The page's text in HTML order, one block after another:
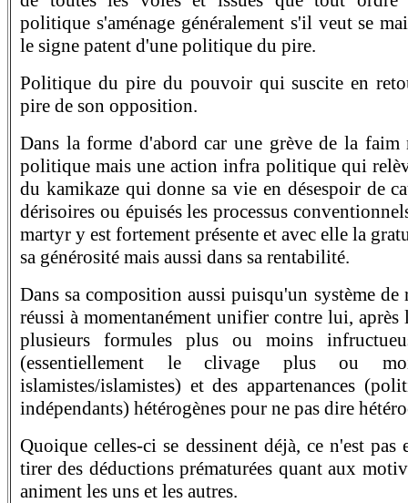
politique s'aménage généralement s'il veut se
le signe patent d'une politique du pire.
Politique du pire du pouvoir qui suscite en
pire de son opposition.
Dans la forme d'abord car une grève de la faim
politique mais une action infra politique qui
du kamikaze qui donne sa vie en désespoir de
dérisoires ou épuisés les processus
martyr y est fortement présente et avec elle la
sa générosité mais aussi dans sa rentabilité.
Dans sa composition aussi puisqu'un système de
réussi à momentanément unifier contre lui,
plusieurs formules plus ou moins
(essentiellement le clivage plus ou
islamistes/islamistes) et des appartenances
indépendants) hétérogènes pour ne pas dire
Quoique celles-ci se dessinent déjà, ce n'est
tirer des déductions prématurées quant aux
animent les uns et les autres.